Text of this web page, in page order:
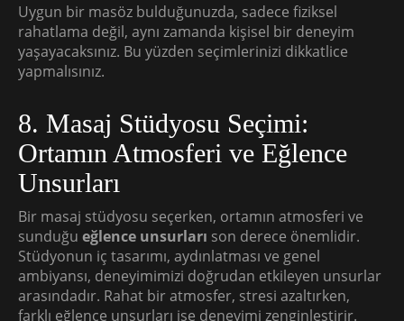
Uygun bir masöz bulduğunuzda, sadece fiziksel
rahatlama değil, aynı zamanda kişisel bir deneyim
yaşayacaksınız. Bu yüzden seçimlerinizi dikkatlice
yapmalısınız.
8. Masaj Stüdyosu Seçimi:
Ortamın Atmosferi ve Eğlence
Unsurları
Bir masaj stüdyosu seçerken, ortamın atmosferi ve
sunduğu eğlence unsurları son derece önemlidir.
Stüdyonun iç tasarımı, aydınlatması ve genel
ambiyansı, deneyimimizi doğrudan etkileyen unsurlar
arasındadır. Rahat bir atmosfer, stresi azaltırken,
farklı eğlence unsurları ise deneyimi zenginleştirir.